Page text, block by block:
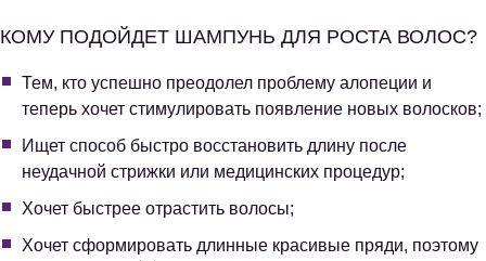
КОМУ ПОДОЙДЕТ ШАМПУНЬ ДЛЯ РОСТА ВОЛОС?
Тем, кто успешно преодолел проблему алопеции и
теперь хочет стимулировать появление новых волосков;
Ищет способ быстро восстановить длину после
неудачной стрижки или медицинских процедур;
Хочет быстрее отрастить волосы;
Хочет сформировать длинные красивые пряди, поэтому